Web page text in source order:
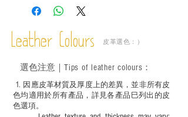
－ 此產品含有細小配件、尖銳物件，恕不
必須由成年人陪同下使用並應小心處理。
Leather Colours 皮革選色：）
1. ​ 因應皮革材質及厚度上的差異，並非所有皮
色均適用於所有產品，詳見各產品巳列出的皮
色選項。
選色注意｜ Tips of leather colours ：